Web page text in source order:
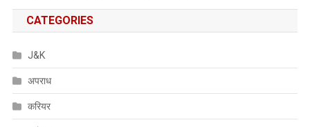
CATEGORIES
J&K
अपराध
करियर